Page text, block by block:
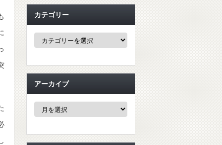
カテゴリー
カ
ー
アーカイブ
ア
ブ